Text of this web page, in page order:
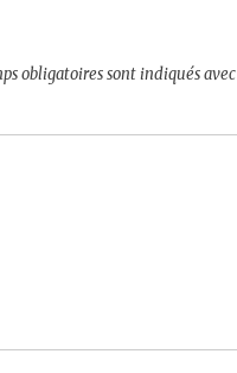
obligatoires sont indiqués avec